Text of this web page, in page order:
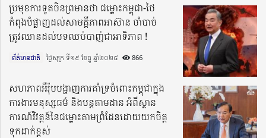
ប្រមុខការទូតចិនព្រមានថា ជម្លោះកម្ពុជា-ថៃ
កំពុងបំផ្លាញដល់សាមគ្គីភាពអាស៊ាន ចាំបាច់
ត្រូវឈានដល់បទឈប់បាញ់ជាអាទិភាព !
ព័ត៌មានជាតិ ថ្ងៃសុក្រ ទី១៩ ខែធ្នូ ឆ្នាំ២០២៥​ 866
សហភាពអឺរ៉ុបបង្ហាញការគាំទ្រចំពោះកម្ពុជាក្នុង
ការងារមនុស្សធម៌ និងបន្តតាមដាន អំពីស្ថាន
ការណ៍វិវត្តន៍នៃជម្លោះតាមព្រំដែនដោយយកចិត្ត
ទុកដាក់ខ្ពស់